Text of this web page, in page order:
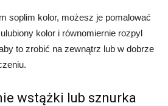
soplim kolor, możesz je pomalować
kolor i równomiernie rozpyl
to zrobić na zewnątrz lub w dobrze
wstążki lub sznurka